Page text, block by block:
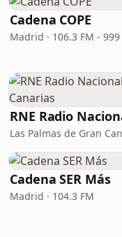
Cadena COPE
Madrid · 106.3 FM -
Cadena SER Más
Madrid · 104.3 FM